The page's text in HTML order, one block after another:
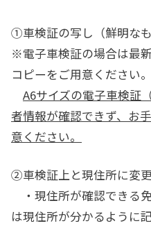
①車検証の写し（鮮明な
※電子車検証の場合は最
コピーをご用意ください
A6サイズの電子車検証
者情報が確認できず、お
意ください。
②車検証上と現住所に変
・現住所が確認できる
は現住所が分かるように記